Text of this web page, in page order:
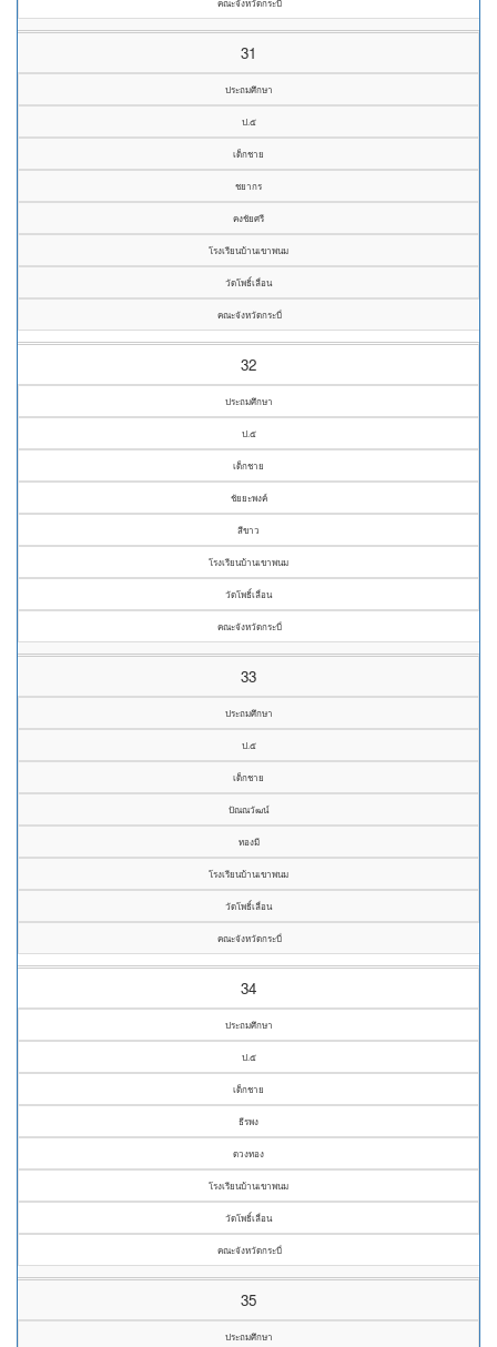
คณะจังหวัดกระบี่
31
ประถมศึกษา
ป.๕
เด็กชาย
ชยากร
คงชัยศรี
โรงเรียนบ้านเขาพนม
วัดโพธิ์เลื่อน
คณะจังหวัดกระบี่
32
ประถมศึกษา
ป.๕
เด็กชาย
ชัยยะพงค์
สีขาว
โรงเรียนบ้านเขาพนม
วัดโพธิ์เลื่อน
คณะจังหวัดกระบี่
33
ประถมศึกษา
ป.๕
เด็กชาย
ปัณณวัฒน์
ทองมี
โรงเรียนบ้านเขาพนม
วัดโพธิ์เลื่อน
คณะจังหวัดกระบี่
34
ประถมศึกษา
ป.๕
เด็กชาย
ธีรพง
ดวงทอง
โรงเรียนบ้านเขาพนม
วัดโพธิ์เลื่อน
คณะจังหวัดกระบี่
35
ประถมศึกษา